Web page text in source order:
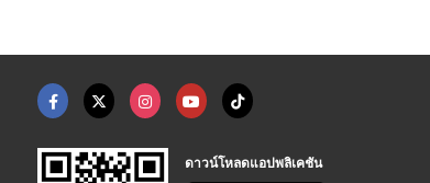
ดาวน์โหลดแอปพลิเคชัน